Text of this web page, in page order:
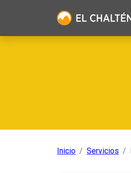
Inicio Servicios